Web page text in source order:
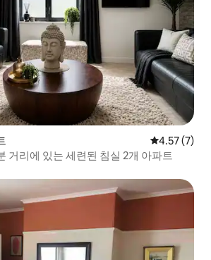
평점 4.57점
4.57 (7)
거리에 있는 세련된 침실 2개 아파트